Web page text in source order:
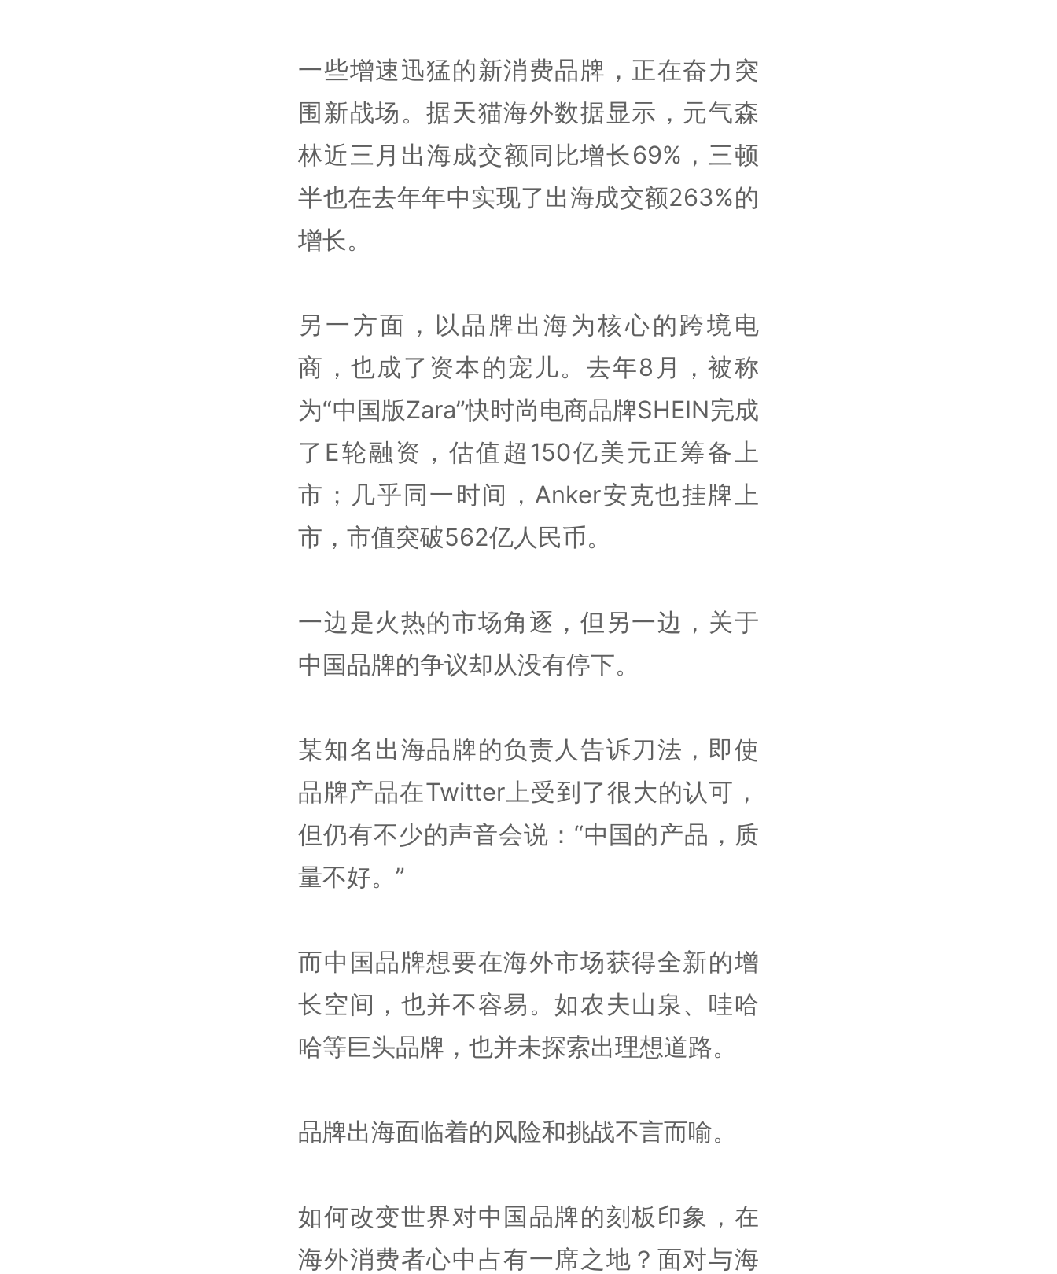
一些增速迅猛的新消费品牌，正在奋力突
围新战场。据天猫海外数据显示，元气森
林近三月出海成交额同比增长69%，三顿
半也在去年年中实现了出海成交额263%的
增长。
另一方面，以品牌出海为核心的跨境电
商，也成了资本的宠儿。去年8月，被称
为“中国版Zara”快时尚电商品牌SHEIN完成
了E轮融资，估值超150亿美元正筹备上
市；几乎同一时间，Anker安克也挂牌上
市，市值突破562亿人民币。
一边是火热的市场角逐，但另一边，关于
中国品牌的争议却从没有停下。
某知名出海品牌的负责人告诉刀法，即使
品牌产品在Twitter上受到了很大的认可，
但仍有不少的声音会说：“中国的产品，质
量不好。”
而中国品牌想要在海外市场获得全新的增
长空间，也并不容易。如农夫山泉、哇哈
哈等巨头品牌，也并未探索出理想道路。
品牌出海面临着的风险和挑战不言而喻。
如何改变世界对中国品牌的刻板印象，在
海外消费者心中占有一席之地？面对与海